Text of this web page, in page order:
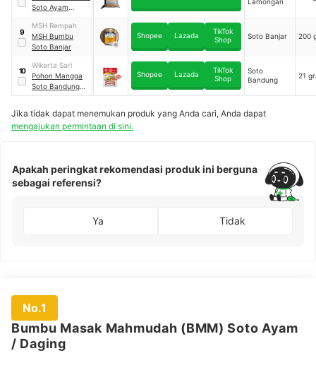
Soto Ayam
KOYA
9
MSH Rempah
MSH Bumbu
Soto Banjar
Shopee Lazada
TikTok
Shop
Soto Banjar 200
10
Wikarta Sari
Pohon Mangga
Soto Bandung
Kuah Bening
Shopee Lazada
TikTok
Shop
Soto
Bandung
21
Jika tidak dapat menemukan produk yang Anda cari, Anda dapat
mengajukan permintaan di sini.
Apakah peringkat rekomendasi produk ini berguna
sebagai referensi?
Ya Tidak
No.1
Bumbu Masak Mahmudah (BMM) Soto Ayam
/ Daging